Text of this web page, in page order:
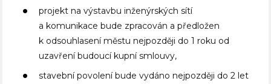
projekt na výstavbu inženýrských sítí
a komunikace bude zpracován a předložen
k odsouhlasení městu nejpozději do 1 roku od
uzavření budoucí kupní smlouvy,
stavební povolení bude vydáno nejpozději do 2 let